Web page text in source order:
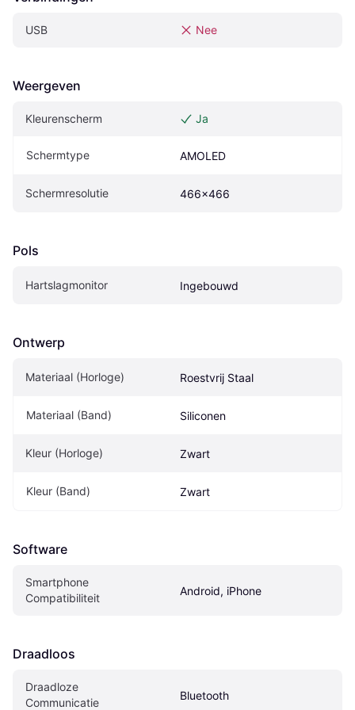
USB Nee
Weergeven
Kleurenscherm Ja
Schermtype AMOLED
Schermresolutie 466x466
Pols
Hartslagmonitor Ingebouwd
Ontwerp
Materiaal (Horloge) Roestvrij Staal
Materiaal (Band) Siliconen
Kleur (Horloge) Zwart
Kleur (Band) Zwart
Software
Smartphone
Compatibiliteit
Android, iPhone
Draadloos
Draadloze
Communicatie
Bluetooth